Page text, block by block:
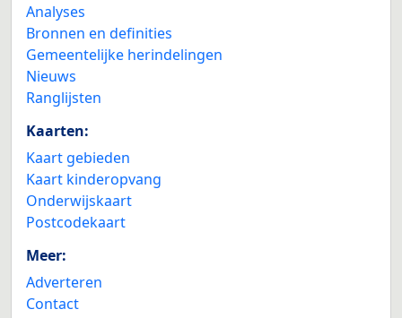
Analyses
Bronnen en definities
Gemeentelijke herindelingen
Nieuws
Ranglijsten
Kaarten:
Kaart gebieden
Kaart kinderopvang
Onderwijskaart
Postcodekaart
Meer:
Adverteren
Contact